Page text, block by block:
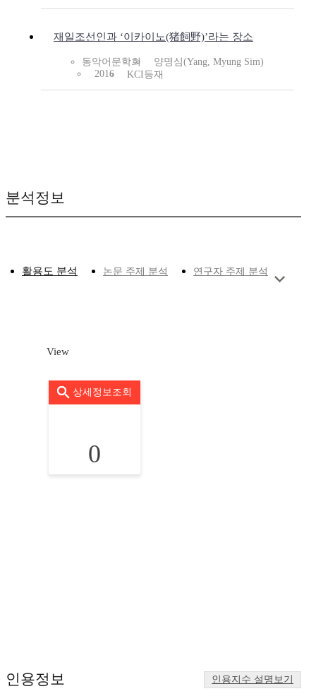
재일조선인과 ‘이카이노(猪飼野)’라는 장소
동악어문학회
양명심(Yang, Myung Sim)
2016
KCI등재
분석정보
활용도 분석 논문 주제 분석 연구자 주제 분석
View
상세정보조회
0
인용정보 인용지수 설명보기